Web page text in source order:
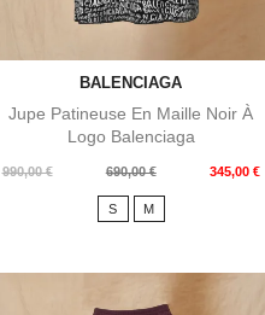
BALENCIAGA
Jupe Patineuse En Maille Noir À
Logo Balenciaga
990,00 €
Prix
690,00 € 345,00 €
Prix
S M